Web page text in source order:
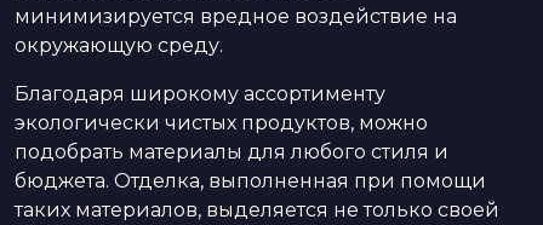
минимизируется вредное воздействие на
окружающую среду.
Благодаря широкому ассортименту
экологически чистых продуктов, можно
подобрать материалы для любого стиля и
бюджета. Отделка, выполненная при помощи
таких материалов, выделяется не только своей